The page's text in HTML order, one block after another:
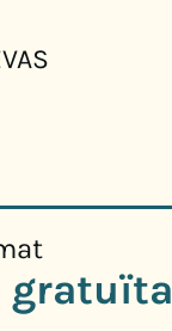
gratuïta